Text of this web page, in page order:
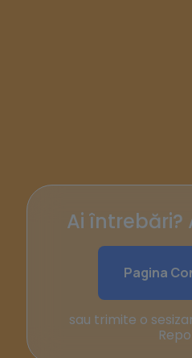
Ai întrebări?
Pagina
sau trimite o